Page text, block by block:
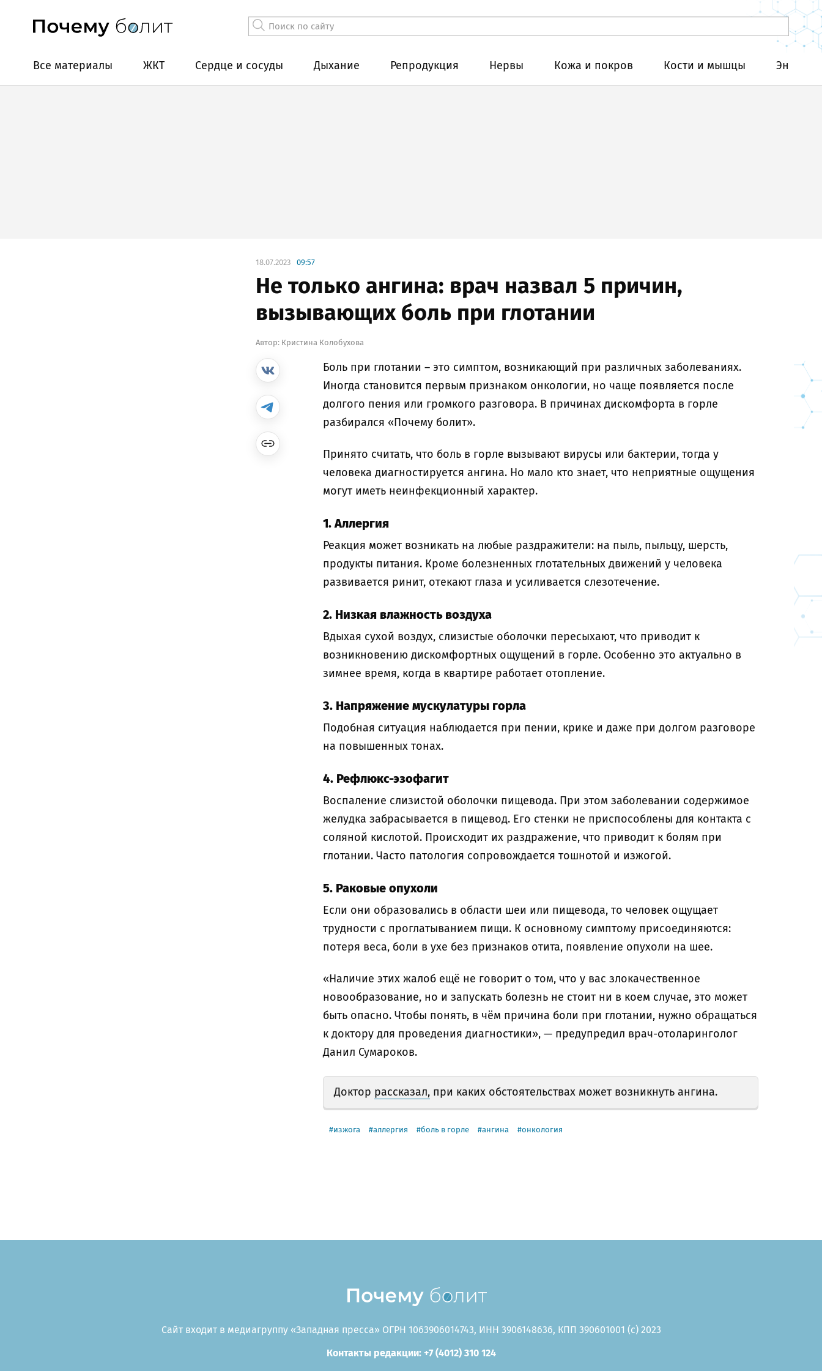
Все материалы ЖКТ Сердце и сосуды Дыхание Репродукция Нервы Кожа и покров Кости и мышцы
18.07.2023 09:57
Не только ангина: врач назвал 5 причин,
вызывающих боль при глотании
Автор: Кристина Колобухова
Боль при глотании – это симптом, возникающий при различных заболеваниях.
Иногда становится первым признаком онкологии, но чаще появляется после
долгого пения или громкого разговора. В причинах дискомфорта в горле
разбирался «Почему болит».
Принято считать, что боль в горле вызывают вирусы или бактерии, тогда у
человека диагностируется ангина. Но мало кто знает, что неприятные ощущения
могут иметь неинфекционный характер.
1. Аллергия
Реакция может возникать на любые раздражители: на пыль, пыльцу, шерсть,
продукты питания. Кроме болезненных глотательных движений у человека
развивается ринит, отекают глаза и усиливается слезотечение.
2. Низкая влажность воздуха
Вдыхая сухой воздух, слизистые оболочки пересыхают, что приводит к
возникновению дискомфортных ощущений в горле. Особенно это актуально в
зимнее время, когда в квартире работает отопление.
3. Напряжение мускулатуры горла
Подобная ситуация наблюдается при пении, крике и даже при долгом разговоре
на повышенных тонах.
4. Рефлюкс-эзофагит
Воспаление слизистой оболочки пищевода. При этом заболевании содержимое
желудка забрасывается в пищевод. Его стенки не приспособлены для контакта с
соляной кислотой. Происходит их раздражение, что приводит к болям при
глотании. Часто патология сопровождается тошнотой и изжогой.
5. Раковые опухоли
Если они образовались в области шеи или пищевода, то человек ощущает
трудности с проглатыванием пищи. К основному симптому присоединяются:
потеря веса, боли в ухе без признаков отита, появление опухоли на шее.
«Наличие этих жалоб ещё не говорит о том, что у вас злокачественное
новообразование, но и запускать болезнь не стоит ни в коем случае, это может
быть опасно. Чтобы понять, в чём причина боли при глотании, нужно обращаться
к доктору для проведения диагностики», — предупредил врач-отоларинголог
Данил Сумароков.
Доктор рассказал, при каких обстоятельствах может возникнуть ангина.
изжога аллергия боль в горле ангина онкология
Сайт входит в медиагруппу «Западная пресса» ОГРН 1063906014743, ИНН 3906148636, КПП 390601001 (c) 2023
Контакты редакции: +7 (4012) 310 124